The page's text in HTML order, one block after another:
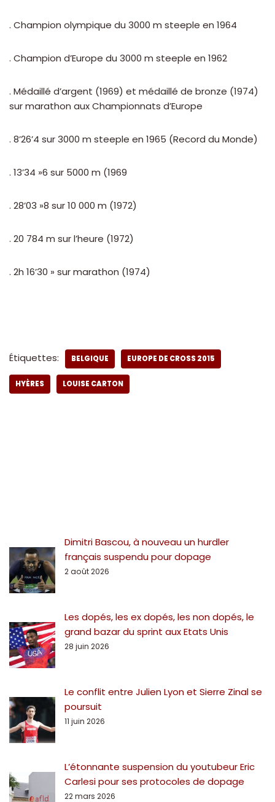
. Champion olympique du 3000 m steeple en 1964
. Champion d’Europe du 3000 m steeple en 1962
. Médaillé d’argent (1969) et médaillé de bronze (1974)
sur marathon aux Championnats d’Europe
. 8’26’4 sur 3000 m steeple en 1965 (Record du Monde)
. 13’34 »6 sur 5000 m (1969
. 28’03 »8 sur 10 000 m (1972)
. 20 784 m sur l’heure (1972)
. 2h 16’30 » sur marathon (1974)
Étiquettes: BELGIQUE EUROPE DE CROSS 2015
HYÈRES LOUISE CARTON
Dimitri Bascou, à nouveau un hurdler
français suspendu pour dopage
2 août 2026
Les dopés, les ex dopés, les non dopés, le
grand bazar du sprint aux Etats Unis
28 juin 2026
Le conflit entre Julien Lyon et Sierre Zinal se
poursuit
11 juin 2026
L’étonnante suspension du youtubeur Eric
Carlesi pour ses protocoles de dopage
22 mars 2026